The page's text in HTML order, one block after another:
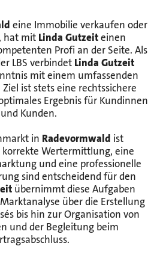
eine Immobilie verkaufen oder
hat mit Linda Gutzeiteinen
Profi an der Seite. Als
LBS verbindet Linda Gutzeit
mit einem umfassenden
ist stets eine rechtssichere
Ergebnis für Kundinnen
und Kunden.
in Radevormwald ist
korrekte Wertermittlung, eine
und eine professionelle
sind entscheidend für den
übernimmt diese Aufgaben
über die Erstellung
bis hin zur Organisation von
und der Begleitung beim